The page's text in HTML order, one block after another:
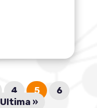
4 5
6
Ultima »